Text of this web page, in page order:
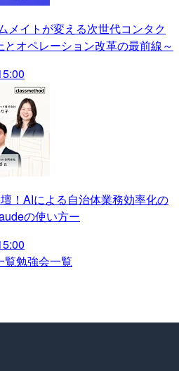
メイトが変える次世代コンタク
とオペレーション改革の最前線～
！AIによる自治体業務効率化の
の使い方ー
覧勉強会一覧